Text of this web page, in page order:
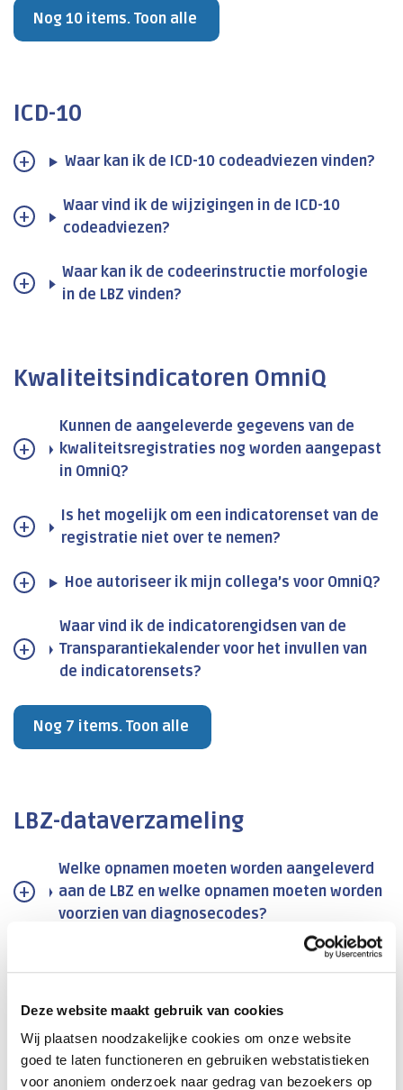
Deze website maakt gebruik van cookies
Wij plaatsen noodzakelijke cookies om onze website
goed te laten functioneren en gebruiken webstatistieken
voor anoniem onderzoek naar gedrag van bezoekers op
Nog 10 items. Toon alle
ICD-10
Waar kan ik de ICD-10 codeadviezen vinden?
Waar vind ik de wijzigingen in de ICD-10
codeadviezen?
Waar kan ik de codeerinstructie morfologie
in de LBZ vinden?
Kwaliteitsindicatoren OmniQ
Kunnen de aangeleverde gegevens van de
kwaliteitsregistraties nog worden aangepast
in OmniQ?
Is het mogelijk om een indicatorenset van de
registratie niet over te nemen?
Hoe autoriseer ik mijn collega’s voor OmniQ?
Waar vind ik de indicatorengidsen van de
Transparantiekalender voor het invullen van
de indicatorensets?
Nog 7 items. Toon alle
LBZ-dataverzameling
Welke opnamen moeten worden aangeleverd
aan de LBZ en welke opnamen moeten worden
voorzien van diagnosecodes?
Is het verplicht de hoofdverrichting aan te